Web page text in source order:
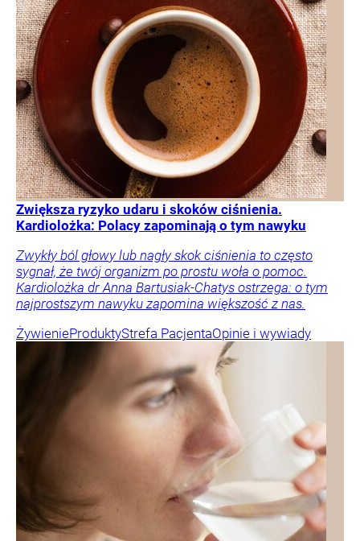
Zwiększa ryzyko udaru i skoków ciśnienia.
Kardiolożka: Polacy zapominają o tym nawyku
Zwykły ból głowy lub nagły skok ciśnienia to często
sygnał, że twój organizm po prostu woła o pomoc.
Kardiolożka dr Anna Bartusiak-Chatys ostrzega: o tym
najprostszym nawyku zapomina większość z nas.
ŻywienieProduktyStrefa PacjentaOpinie i wywiady